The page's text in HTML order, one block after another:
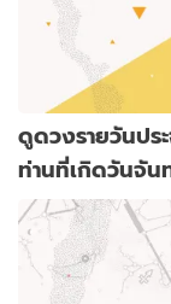
ดูดวงรายวันปร
ท่านที่เกิดวันจัน